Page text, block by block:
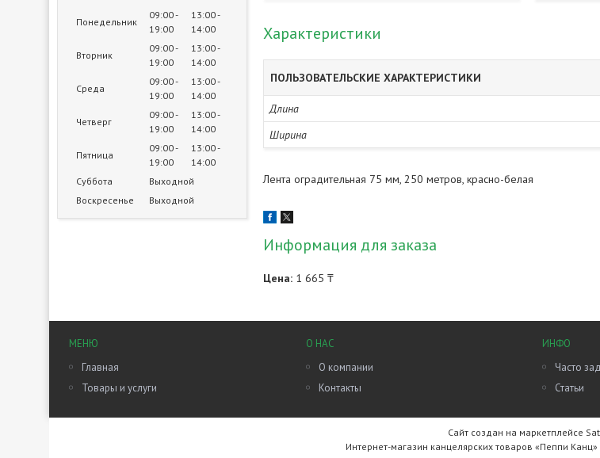
Понедельник
09:00
19:00
13:00
14:00
Вторник
09:00
19:00
13:00
14:00
Среда
09:00
19:00
13:00
14:00
Четверг
09:00
19:00
13:00
14:00
Пятница
09:00
19:00
13:00
14:00
Суббота
Выходной
Воскресенье
Выходной
Характеристики
ПОЛЬЗОВАТЕЛЬСКИЕ ХАРАКТЕРИСТИКИ
Длина
Ширина
Лента оградительная 75 мм, 250 метров, красно-белая
Информация для заказа
Цена: 1 665 ₸
МЕНЮ
Главная
Товары и услуги
О НАС
О компании
Контакты
ИНФО
Часто
Статьи
Сайт создан на маркетплейсе